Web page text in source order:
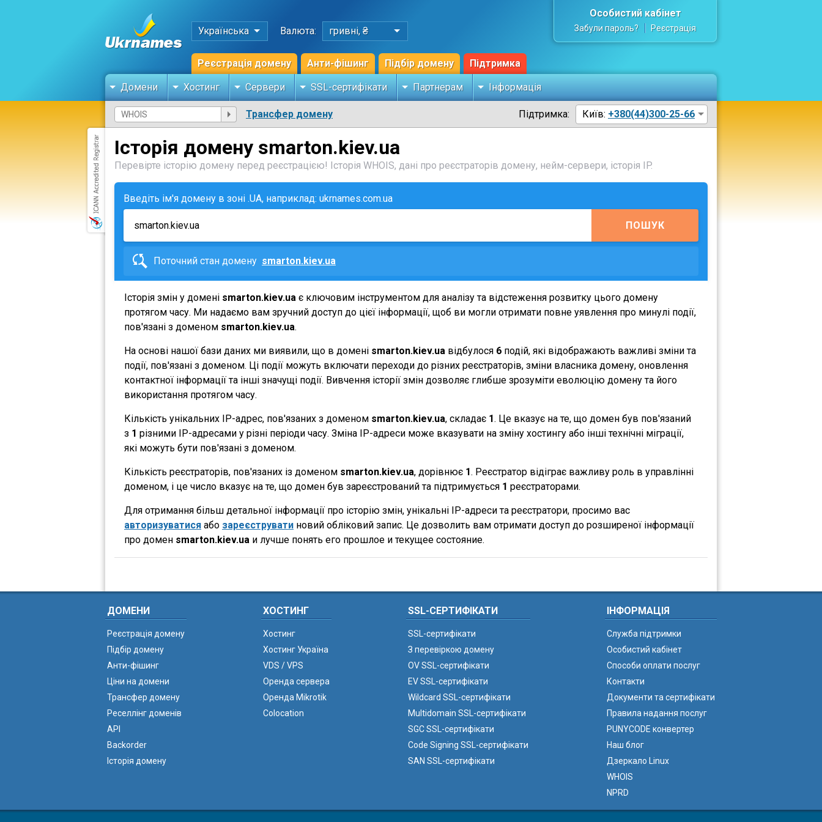
Українська Валюта: гривні, ₴
Реєстрація домену Анти-фішинг Підбір домену Підтримка
Особистий кабінет
Забули пароль? Реєстрація
Домени Хостинг Сервери SSL-сертифікати Партнерам Інформація
Трансфер домену Підтримка: Київ: +380(44)300-25-66
Історія домену smarton.kiev.ua
Перевірте історію домену перед реєстрацією! Історія WHOIS, дані про реєстраторів домену, нейм-сервери, історія IP.
Введіть ім'я домену в зоні .UA, наприклад: ukrnames.com.ua
ПОШУК
Поточний стан домену smarton.kiev.ua
Історія змін у домені smarton.kiev.ua є ключовим інструментом для аналізу та відстеження розвитку цього домену
протягом часу. Ми надаємо вам зручний доступ до цієї інформації, щоб ви могли отримати повне уявлення про минулі події,
пов'язані з доменом smarton.kiev.ua.
На основі нашої бази даних ми виявили, що в домені smarton.kiev.ua відбулося 6 подій, які відображають важливі зміни та
події, пов'язані з доменом. Ці події можуть включати переходи до різних реєстраторів, зміни власника домену, оновлення
контактної інформації та інші значущі події. Вивчення історії змін дозволяє глибше зрозуміти еволюцію домену та його
використання протягом часу.
Кількість унікальних IP-адрес, пов'язаних з доменом smarton.kiev.ua, складає 1. Це вказує на те, що домен був пов'язаний
з 1 різними IP-адресами у різні періоди часу. Зміна IP-адреси може вказувати на зміну хостингу або інші технічні міграції,
які можуть бути пов'язані з доменом.
Кількість реєстраторів, пов'язаних із доменом smarton.kiev.ua, дорівнює 1. Реєстратор відіграє важливу роль в управлінні
доменом, і це число вказує на те, що домен був зареєстрований та підтримується 1 реєстраторами.
Для отримання більш детальної інформації про історію змін, унікальні IP-адреси та реєстратори, просимо вас
авторизуватися або зареєструвати новий обліковий запис. Це дозволить вам отримати доступ до розширеної інформації
про домен smarton.kiev.ua и лучше понять его прошлое и текущее состояние.
ДОМЕНИ
Реєстрація домену
Підбір домену
Анти-фішинг
Ціни на домени
Трансфер домену
Реселлінг доменів
API
Backorder
Історія домену
ХОСТИНГ
Хостинг
Хостинг Україна
VDS / VPS
Оренда сервера
Оренда Mikrotik
Colocation
SSL-СЕРТИФІКАТИ
SSL-сертифікати
З перевіркою домену
OV SSL-сертифікати
EV SSL-сертифікати
Wildcard SSL-сертифікати
Multidomain SSL-сертифікати
SGC SSL-сертифікати
Code Signing SSL-сертифікати
SAN SSL-сертифікати
ІНФОРМАЦІЯ
Служба підтримки
Особистий кабінет
Способи оплати послуг
Контакти
Документи та сертифікати
Правила надання послуг
PUNYCODE конвертер
Наш блог
Дзеркало Linux
WHOIS
NPRD